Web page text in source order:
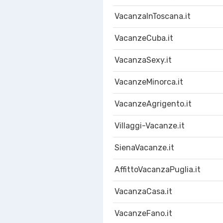
VacanzaInToscana.it
VacanzeCuba.it
VacanzaSexy.it
VacanzeMinorca.it
VacanzeAgrigento.it
Villaggi-Vacanze.it
SienaVacanze.it
AffittoVacanzaPuglia.it
VacanzaCasa.it
VacanzeFano.it